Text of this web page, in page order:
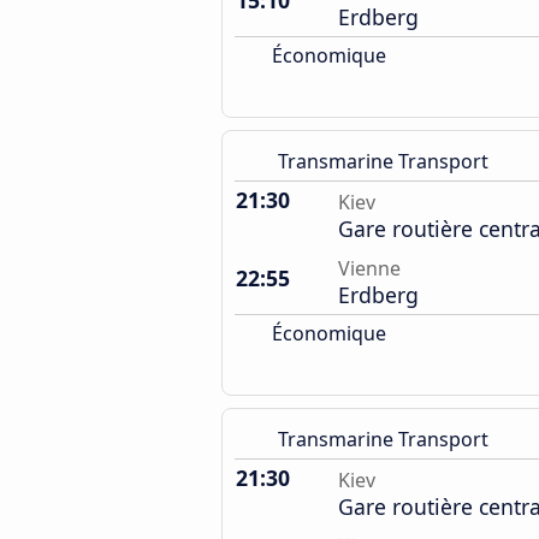
Erdberg
Économique
Transmarine Transport
21:30 Kiev
Gare routière
22:55
Vienne
Erdberg
Économique
Transmarine Transport
21:30 Kiev
Gare routière